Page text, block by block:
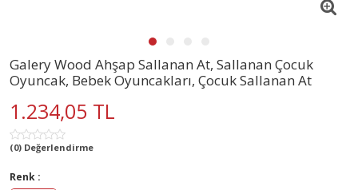
Galery Wood Ahşap Sallanan At, Sallanan Çocuk
Oyuncak, Bebek Oyuncakları, Çocuk Sallanan At
1.234,05 TL
(0) Değerlendirme
Renk :